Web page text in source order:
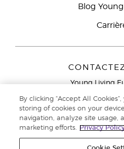
Blog
Young Living
9727 AJ
Service réservé aux
791
By clicking “Accept All
storing of cookies on your
navigation, analyze site usage,
marketing efforts.
Privacy